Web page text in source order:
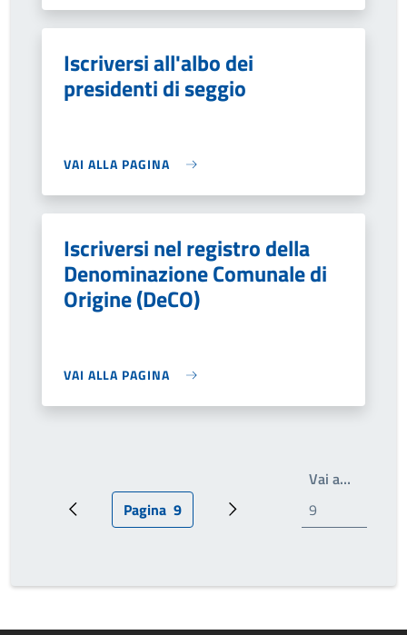
Iscriversi all'albo dei
presidenti di seggio
VAI ALLA PAGINA
Iscriversi nel registro della
Denominazione Comunale di
Origine (DeCO)
VAI ALLA PAGINA
Pagina precedentePagina attuale
Pagina 9 Pagina successiva
Vai a…